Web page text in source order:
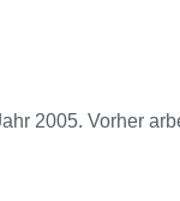
2005. Vorher